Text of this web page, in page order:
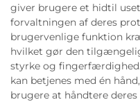
giver brugere et hidtil
forvaltningen af deres
brugervenlige funktion
hvilket gør den
styrke og
kan betjenes med én
brugere at håndtere